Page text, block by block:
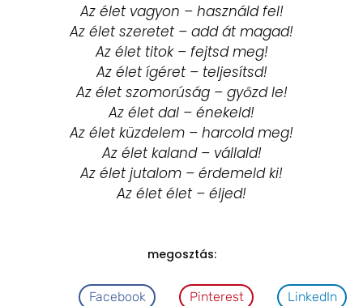
Az élet vagyon – használd fel!
Az élet szeretet – add át magad!
Az élet titok – fejtsd meg!
Az élet ígéret – teljesítsd!
Az élet szomorúság – győzd le!
Az élet dal – énekeld!
Az élet küzdelem – harcold meg!
Az élet kaland – vállald!
Az élet jutalom – érdemeld ki!
Az élet élet – éljed!
megosztás:
Facebook Pinterest LinkedIn